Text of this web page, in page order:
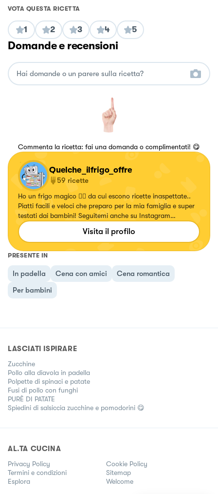
VOTA QUESTA RICETTA
1 2 3 4 5
Domande e recensioni
Commenta la ricetta: fai una domanda o complimentati! 😋
Quelche_ilfrigo_offre
59 ricette
Ho un frigo magico 🧙‍♀️ da cui escono ricette inaspettate..
Piatti facili e veloci che preparo per la mia famiglia e super
testati dai bambini! Seguitemi anche su Instagram
@Quelche_ilfrigo_offre
Visita il profilo
PRESENTE IN
In padella Cena con amici
Cena romantica
Per bambini
LASCIATI ISPIRARE
Zucchine
Pollo alla diavola in padella
Polpette di spinaci e patate
Fusi di pollo con funghi
PURÈ DI PATATE
Spiedini di salsiccia zucchine e pomodorini 😋
AL.TA CUCINA
Privacy Policy
Cookie Policy
Termini e condizioni
Sitemap
Esplora
Welcome